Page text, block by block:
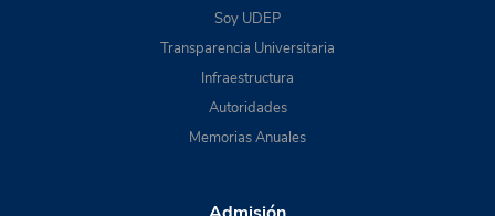
Soy UDEP
Transparencia Universitaria
Infraestructura
Autoridades
Memorias Anuales